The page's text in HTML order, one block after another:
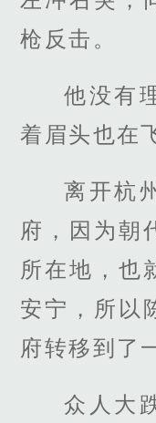
枪反击。
他没有
着眉头也在
离开杭
府，因为朝
所在地，也
安宁，所以
府转移到了
众人大